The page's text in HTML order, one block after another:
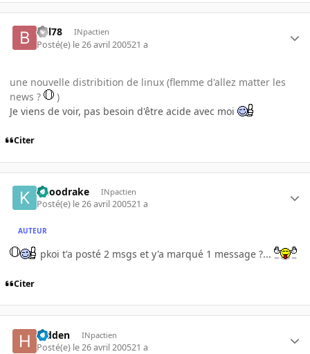
bill78 INpactien
Posté(e) le 26 avril 200521 a
une nouvelle distribition de linux (flemme d'allez matter les
news ?
)
Je viens de voir, pas besoin d'être acide avec moi
Citer
knoodrake INpactien
Posté(e) le 26 avril 200521 a
AUTEUR
pkoi t'a posté 2 msgs et y'a marqué 1 message ?...
Citer
hidden INpactien
Posté(e) le 26 avril 200521 a